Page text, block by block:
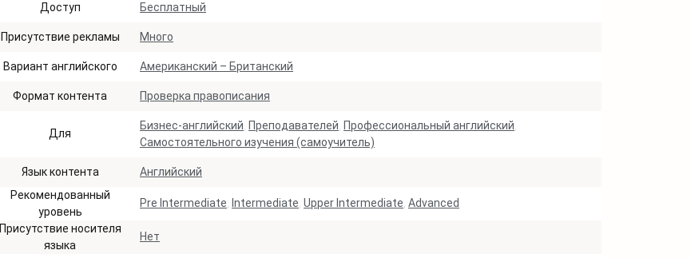
Доступ Бесплатный
Присутствие рекламы Много
Вариант английского Американский – Британский
Формат контента Проверка правописания
Для
Бизнес-английский Преподавателей Профессиональный английский
Самостоятельного изучения (самоучитель)
Язык контента
Английский
Рекомендованный
уровень
Pre Intermediate Intermediate Upper Intermediate Advanced
Присутствие носителя
языка
Нет